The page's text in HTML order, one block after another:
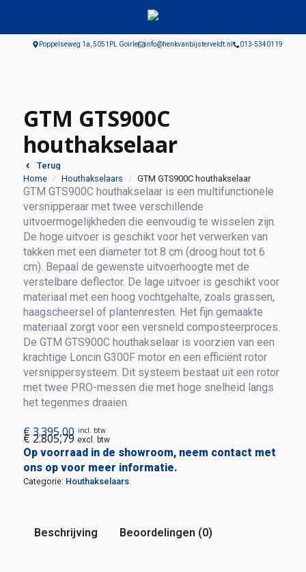
Poppelseweg 1a, 5051PL Goirle info@henkvanbijsterveldt.nl 013-5340119
GTM GTS900C
houthakselaar
Terug
Home
Houthakselaars GTM GTS900C houthakselaar
GTM GTS900C houthakselaar is een multifunctionele
versnipperaar met twee verschillende
uitvoermogelijkheden die eenvoudig te wisselen zijn.
De hoge uitvoer is geschikt voor het verwerken van
takken met een diameter tot 8 cm (droog hout tot 6
cm). Bepaal de gewenste uitvoerhoogte met de
verstelbare deflector. De lage uitvoer is geschikt voor
materiaal met een hoog vochtgehalte, zoals grassen,
haagscheersel of plantenresten. Het fijn gemaakte
materiaal zorgt voor een versneld composteerproces.
De GTM GTS900C houthakselaar is voorzien van een
krachtige Loncin G300F motor en een efficiënt rotor
versnippersysteem. Dit systeem bestaat uit een rotor
met twee PRO-messen die met hoge snelheid langs
het tegenmes draaien.
€3.395,00 incl. btw
€ 2.805,79 excl. btw
Op voorraad in de showroom, neem contact met
ons op voor meer informatie.
Categorie: Houthakselaars
Beschrijving Beoordelingen (0)